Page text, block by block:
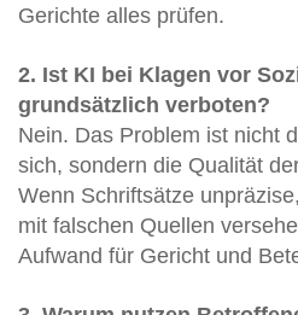
Gerichte alles prüfen.
2. Ist KI bei Klagen vor
grundsätzlich verboten?
Nein. Das Problem ist nicht
sich, sondern die Qualität
Wenn Schriftsätze
mit falschen Quellen
Aufwand für Gericht und